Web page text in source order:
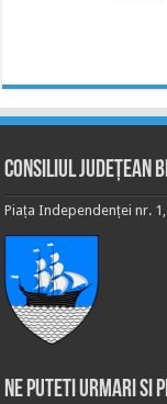
Consiliul Județean
Piața Independenței nr.
Ne puteti urmari si